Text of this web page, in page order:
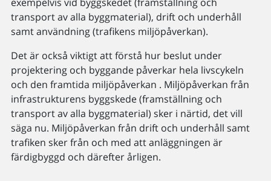
transport av alla byggmaterial), drift och underhåll
samt användning (trafikens miljöpåverkan).
Det är också viktigt att förstå hur beslut under
projektering och byggande påverkar hela livscykeln
och den framtida miljöpåverkan . Miljöpåverkan från
infrastrukturens byggskede (framställning och
transport av alla byggmaterial) sker i närtid, det vill
säga nu. Miljöpåverkan från drift och underhåll samt
trafiken sker från och med att anläggningen är
färdigbyggd och därefter årligen.